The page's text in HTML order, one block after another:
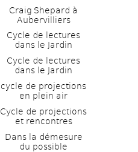
Craig Shepard à
Aubervilliers
Cycle de lectures
dans le Jardin
Cycle de lectures
dans le Jardin
cycle de projections
en plein air
Cycle de projections
et rencontres
Dans la démesure
du possible